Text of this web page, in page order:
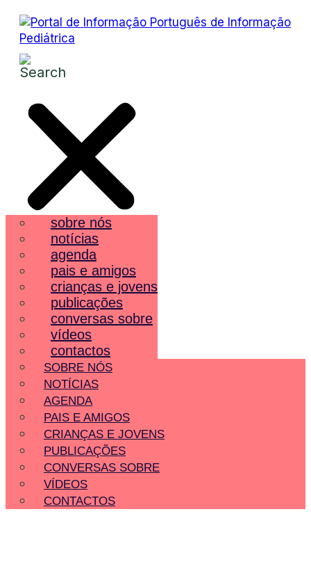
sobre nós
notícias
agenda
pais e amigos
crianças e jovens
publicações
conversas sobre
vídeos
contactos
SOBRE NÓS
NOTÍCIAS
AGENDA
PAIS E AMIGOS
CRIANÇAS E JOVENS
PUBLICAÇÕES
CONVERSAS SOBRE
VÍDEOS
CONTACTOS